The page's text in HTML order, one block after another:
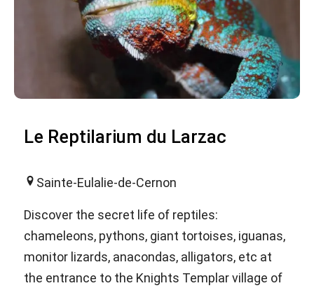
Le Reptilarium du Larzac
Sainte-Eulalie-de-Cernon
Discover the secret life of reptiles:
chameleons, pythons, giant tortoises, iguanas,
monitor lizards, anacondas, alligators, etc at
the entrance to the Knights Templar village of